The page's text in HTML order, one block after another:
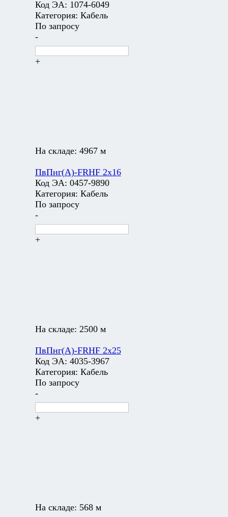
Код ЭА: 1074-6049
Категория: Кабель
По запросу
-
+
На складе: 4967 м
ПвПнг(А)-FRHF 2х16
Код ЭА: 0457-9890
Категория: Кабель
По запросу
-
+
На складе: 2500 м
ПвПнг(А)-FRHF 2х25
Код ЭА: 4035-3967
Категория: Кабель
По запросу
-
+
На складе: 568 м